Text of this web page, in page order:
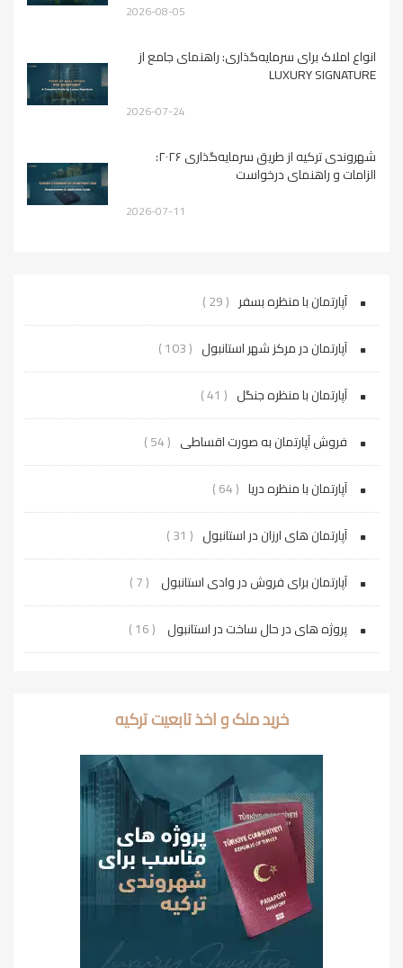
2026-08-05
انواع املاک برای سرمایه‌گذاری: راهنمای جامع از
LUXURY SIGNATURE
2026-07-24
شهروندی ترکیه از طریق سرمایه‌گذاری ۲۰۲۶:
الزامات و راهنمای درخواست
2026-07-11
آپارتمان با منظره بسفر ( 29 )
آپارتمان در مرکز شهر استانبول ( 103 )
آپارتمان با منظره جنگل ( 41 )
فروش آپارتمان به صورت اقساطی ( 54 )
آپارتمان با منظره دریا ( 64 )
آپارتمان های ارزان در استانبول ( 31 )
آپارتمان برای فروش در وادی استانبول ( 7 )
پروژه‌ های در حال ساخت در استانبول ( 16 )
خرید ملک و اخذ تابعیت ترکیه